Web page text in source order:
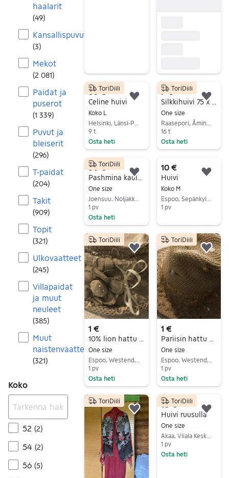
haalarit
(49)
Kansallispuvut
(3)
Mekot
(2 081)
Paidat ja
puserot
(1 339)
Puvut ja
bleiserit
(296)
T-paidat
(204)
Takit
(909)
Topit
(321)
Ulkovaatteet
(245)
Villapaidat
ja muut
neuleet
(385)
Muut
naistenvaatteet
(321)
Koko
52 (2)
54 (2)
56 (5)
60 €
Celine huivi
Koko L
9 t
Osta heti
ToriDiili
Lisää suosikiksi.
7 €
One size
Raasepori, Åminnefors, Uusimaa
16 t
Osta heti
ToriDiili
30 €
One size
1 pv
Osta heti
ToriDiili
Lisää suosikiksi.
10 €
Huivi
Koko M
1 pv
1 €
One size
1 pv
Osta heti
ToriDiili
Lisää suosikiksi.
1 €
One size
1 pv
Osta heti
ToriDiili
ToriDiili
Lisää suosikiksi.
10 €
Huivi ruusulla
One size
Akaa, Viiala Keskus, Pirkanmaa
1 pv
Osta heti
ToriDiili